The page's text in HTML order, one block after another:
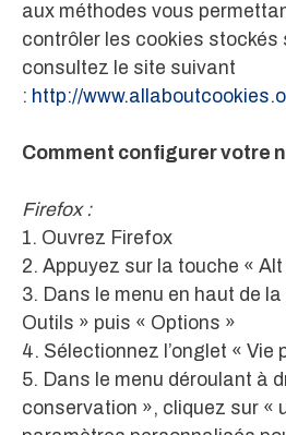
aux méthodes vous
contrôler les cookies stockés
consultez le site suivant
: http://
Comment configurer votre
Firefox :
1. Ouvrez Firefox
2. Appuyez sur la touche « Alt
3. Dans le menu en haut de
Outils » puis « Options »
4. Sélectionnez l’onglet « Vie
5. Dans le menu déroulant à
conservation », cliquez sur «